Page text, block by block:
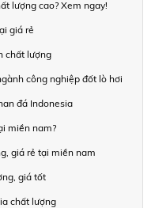
lượng cao? Xem ngay!
giá rẻ
chất lượng
công nghiệp đốt lò hơi
đá Indonesia
miền nam?
giá rẻ tại miền nam
giá tốt
chất lượng